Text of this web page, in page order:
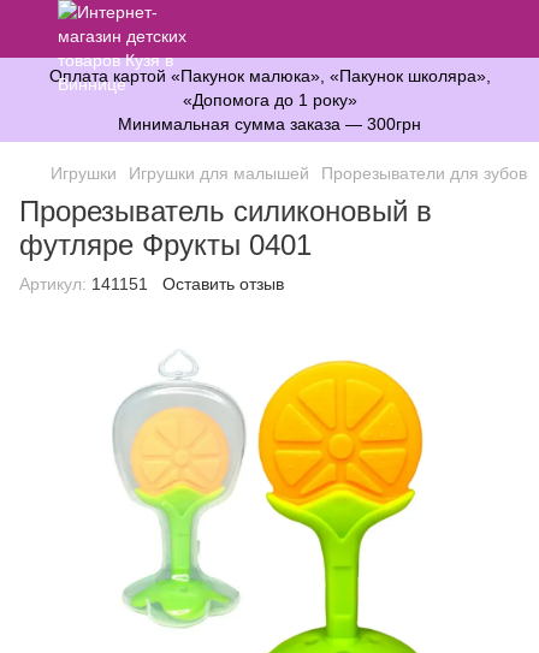
Оплата картой «Пакунок малюка», «Пакунок школяра»,
«Допомога до 1 року»
Минимальная сумма заказа — 300грн
Игрушки Игрушки для малышей Прорезыватели для зубов
Прорезыватель силиконовый в
футляре Фрукты 0401
Артикул: 141151 Оставить отзыв